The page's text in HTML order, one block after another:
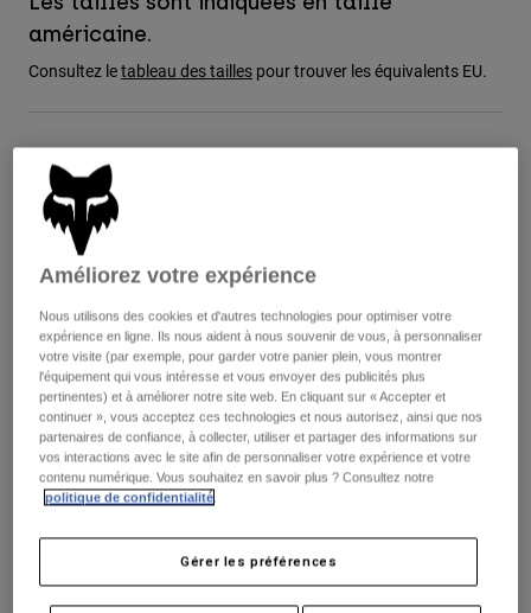
Product Help
Guide équipements VTT
Guide d'entretien d'un casque
Explorer Moto
Guide équipements MOTO
Guide d'entretien d'un casque
Guide d'entretien des bottes
T-shirts
Sweats et Pulls
Accessoires
Chapeaux et Casquettes
Sacs et sacs à dos
Chaussettes
Stickers
Autres accessoires
Voir tout
Vestes
Chaussettes
Vêtements Casual
Tops
Sweats et Pulls
Pantalons
Shorts
Short-de-Bain
Voir tout
Accessoires
Tous les accessoires
américaine.
Consultez letableau des tailles pour trouver les équivalents EU.
Tableau des tailles
8
11.5 12 13 14
Couleur -Rose fluo
Ajouter au panier
Améliorez votre expérience
Nous utilisons des cookies et d'autres technologies pour optimiser votre
expérience en ligne. Ils nous aident à nous souvenir de vous, à personnaliser
votre visite (par exemple, pour garder votre panier plein, vous montrer
l'équipement qui vous intéresse et vous envoyer des publicités plus
pertinentes) et à améliorer notre site web. En cliquant sur « Accepter et
continuer », vous acceptez ces technologies et nous autorisez, ainsi que nos
partenaires de confiance, à collecter, utiliser et partager des informations sur
vos interactions avec le site afin de personnaliser votre expérience et votre
contenu numérique. Vous souhaitez en savoir plus ? Consultez notre
politique de confidentialité.
Gérer les préférences